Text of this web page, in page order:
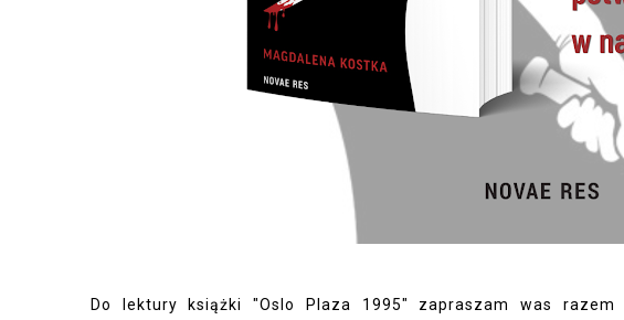
Do lektury książki "Oslo Plaza 1995" zapraszam was razem